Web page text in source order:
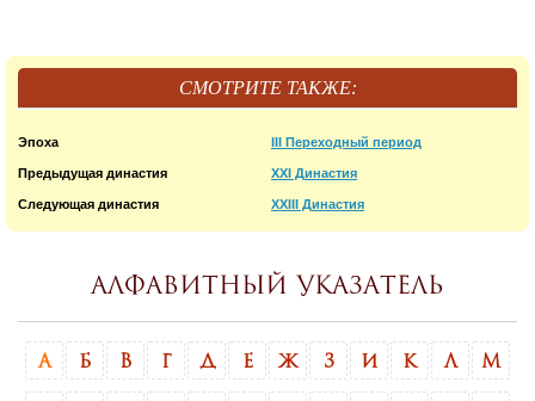
СМОТРИТЕ ТАКЖЕ:
Эпоха III Переходный период
Предыдущая династия XXI Династия
Следующая династия XXIII Династия
Алфавитный указатель
А Б В Г Д Е Ж З И К Л М